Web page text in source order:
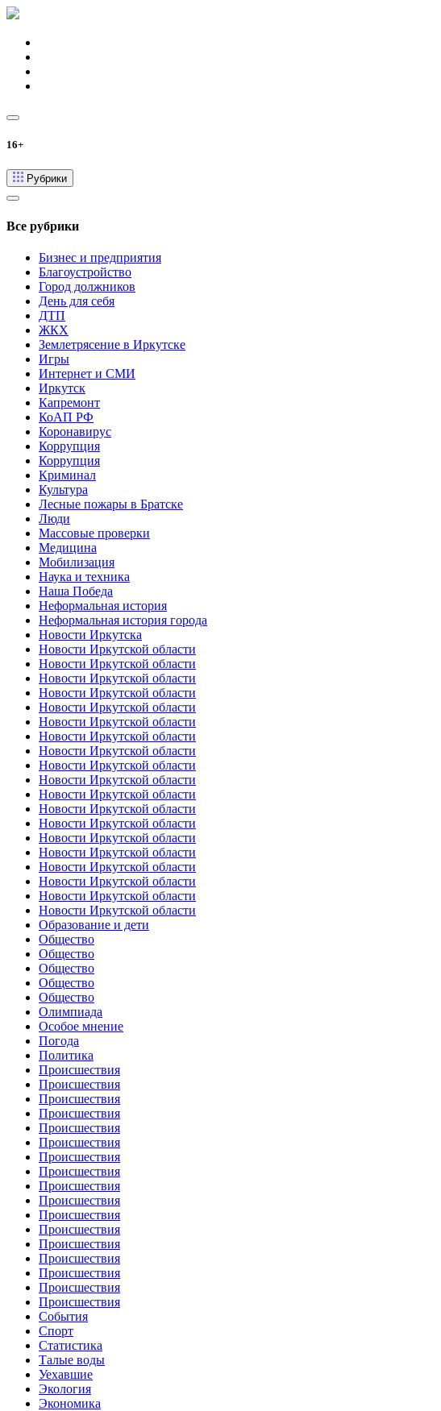
16+
Рубрики
Все рубрики
Бизнес и предприятия
Благоустройство
Город должников
День для себя
ДТП
ЖКХ
Землетрясение в Иркутске
Игры
Интернет и СМИ
Иркутск
Капремонт
КоАП РФ
Коронавирус
Коррупция
Коррупция
Криминал
Культура
Лесные пожары в Братске
Люди
Массовые проверки
Медицина
Мобилизация
Наука и техника
Наша Победа
Неформальная история
Неформальная история города
Новости Иркутска
Новости Иркутской области
Новости Иркутской области
Новости Иркутской области
Новости Иркутской области
Новости Иркутской области
Новости Иркутской области
Новости Иркутской области
Новости Иркутской области
Новости Иркутской области
Новости Иркутской области
Новости Иркутской области
Новости Иркутской области
Новости Иркутской области
Новости Иркутской области
Новости Иркутской области
Новости Иркутской области
Новости Иркутской области
Новости Иркутской области
Новости Иркутской области
Образование и дети
Общество
Общество
Общество
Общество
Общество
Олимпиада
Особое мнение
Погода
Политика
Происшествия
Происшествия
Происшествия
Происшествия
Происшествия
Происшествия
Происшествия
Происшествия
Происшествия
Происшествия
Происшествия
Происшествия
Происшествия
Происшествия
Происшествия
Происшествия
Происшествия
События
Спорт
Статистика
Талые воды
Уехавшие
Экология
Экономика